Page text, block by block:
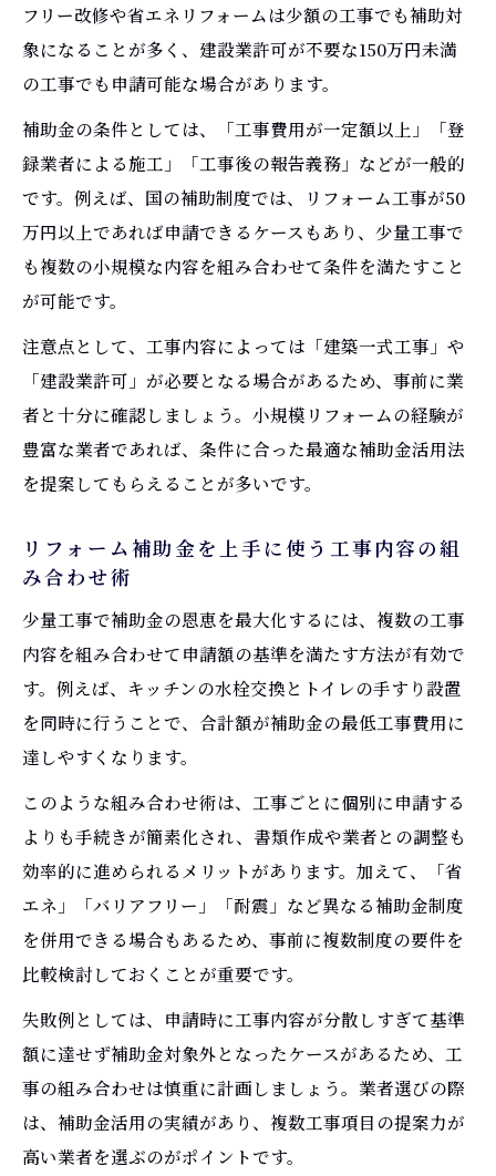
フリー改修や省エネリフォームは少額の工事でも補助対
象になることが多く、建設業許可が不要な150万円未満
の工事でも申請可能な場合があります。
補助金の条件としては、「工事費用が一定額以上」「登
録業者による施工」「工事後の報告義務」などが一般的
です。例えば、国の補助制度では、リフォーム工事が50
万円以上であれば申請できるケースもあり、少量工事で
も複数の小規模な内容を組み合わせて条件を満たすこと
が可能です。
注意点として、工事内容によっては「建築一式工事」や
「建設業許可」が必要となる場合があるため、事前に業
者と十分に確認しましょう。小規模リフォームの経験が
豊富な業者であれば、条件に合った最適な補助金活用法
を提案してもらえることが多いです。
リフォーム補助金を上手に使う工事内容の組
み合わせ術
少量工事で補助金の恩恵を最大化するには、複数の工事
内容を組み合わせて申請額の基準を満たす方法が有効で
す。例えば、キッチンの水栓交換とトイレの手すり設置
を同時に行うことで、合計額が補助金の最低工事費用に
達しやすくなります。
このような組み合わせ術は、工事ごとに個別に申請する
よりも手続きが簡素化され、書類作成や業者との調整も
効率的に進められるメリットがあります。加えて、「省
エネ」「バリアフリー」「耐震」など異なる補助金制度
を併用できる場合もあるため、事前に複数制度の要件を
比較検討しておくことが重要です。
失敗例としては、申請時に工事内容が分散しすぎて基準
額に達せず補助金対象外となったケースがあるため、工
事の組み合わせは慎重に計画しましょう。業者選びの際
は、補助金活用の実績があり、複数工事項目の提案力が
高い業者を選ぶのがポイントです。